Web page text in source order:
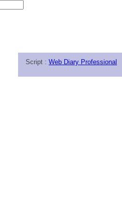
Script : Web Diary Professional